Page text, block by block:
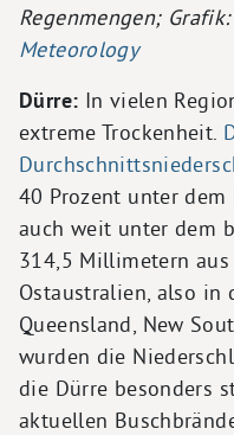
Regenmengen; Grafik:
Meteorology
Dürre: In vielen
extreme Trockenheit.
40 Prozent unter
auch weit unter dem
314,5 Millimetern aus
Ostaustralien, also in
Queensland, New
wurden die
die Dürre besonders
aktuellen